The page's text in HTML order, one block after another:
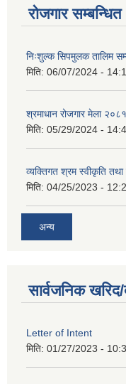
रोजगार सम्बन्धित
निःशुल्क सिपमुलक तालिम
मिति: 06/07/2024 -
श्रमाधान रोजगार मेला २०८१
मिति: 05/29/2024 -
व्यक्तिगत श्रम स्वीकृति
मिति: 04/25/2023 -
अन्य
सार्वजनिक
Letter of Intent
मिति: 01/27/2023 -